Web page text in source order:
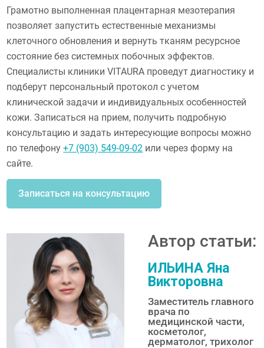
Грамотно выполненная плацентарная мезотерапия
позволяет запустить естественные механизмы
клеточного обновления и вернуть тканям ресурсное
состояние без системных побочных эффектов.
Специалисты клиники VITAURA проведут диагностику и
подберут персональный протокол с учетом
клинической задачи и индивидуальных особенностей
кожи. Записаться на прием, получить подробную
консультацию и задать интересующие вопросы можно
по телефону+7 (903) 549-09-02 или через форму на
сайте.
Записаться на консультацию
Автор статьи:
ИЛЬИНА Яна
Викторовна
Заместитель главного
врача по
медицинской части,
косметолог,
дерматолог, трихолог